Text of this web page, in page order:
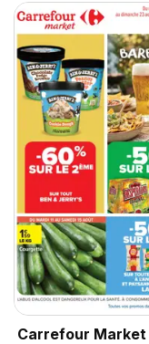
Carrefour Market